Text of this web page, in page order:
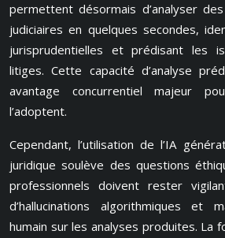
permettent désormais d’analyser
judiciaires en quelques secondes,
jurisprudentielles et prédisant les
litiges. Cette capacité d’analyse
avantage concurrentiel majeur
l’adoptent.
Cependant, l’utilisation de l’IA
juridique soulève des questions
professionnels doivent rester
d’hallucinations algorithmiques et
humain sur les analyses produites. La